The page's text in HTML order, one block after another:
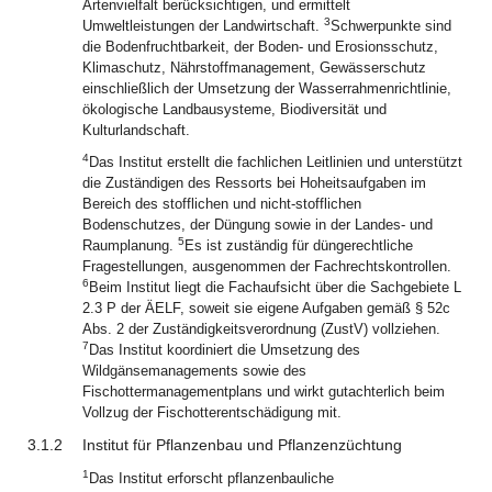
Artenvielfalt berücksichtigen, und ermittelt
Umweltleistungen der Landwirtschaft. 3Schwerpunkte sind
die Bodenfruchtbarkeit, der Boden- und Erosionsschutz,
Klimaschutz, Nährstoffmanagement, Gewässerschutz
einschließlich der Umsetzung der Wasserrahmenrichtlinie,
ökologische Landbausysteme, Biodiversität und
Kulturlandschaft.
4Das Institut erstellt die fachlichen Leitlinien und unterstützt
die Zuständigen des Ressorts bei Hoheitsaufgaben im
Bereich des stofflichen und nicht-stofflichen
Bodenschutzes, der Düngung sowie in der Landes- und
Raumplanung. 5 Es ist zuständig für düngerechtliche
Fragestellungen, ausgenommen der Fachrechtskontrollen.
6 Beim Institut liegt die Fachaufsicht über die Sachgebiete L
2.3 P der ÄELF, soweit sie eigene Aufgaben gemäß § 52c
Abs. 2 der Zuständigkeitsverordnung (ZustV) vollziehen.
7 Das Institut koordiniert die Umsetzung des
Wildgänsemanagements sowie des
Fischottermanagementplans und wirkt gutachterlich beim
Vollzug der Fischotterentschädigung mit.
3.1.2 Institut für Pflanzenbau und Pflanzenzüchtung
1 Das Institut erforscht pflanzenbauliche